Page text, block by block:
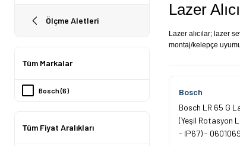
Ölçme Aletleri
Tüm Markalar
Bosch (6)
Tüm Fiyat Aralıkları
Lazer
Lazer alıcılar; lazer
montaj/kelepçe
Bosch
Bosch LR 65 G
(Yeşil Rotasyon
- IP67) -